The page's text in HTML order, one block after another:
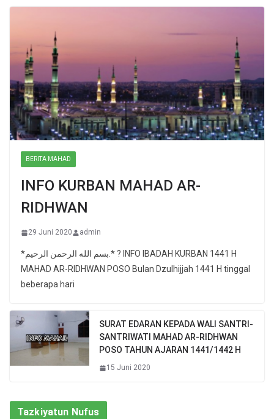
BERITA MAHAD
INFO KURBAN MAHAD AR-
RIDHWAN
29 Juni 2020 admin
*بسم الله الرحمن الرحيم.* ? INFO IBADAH KURBAN 1441 H
MAHAD AR-RIDHWAN POSO Bulan Dzulhijjah 1441 H tinggal
beberapa hari
SURAT EDARAN KEPADA WALI SANTRI-
SANTRIWATI MAHAD AR-RIDHWAN
POSO TAHUN AJARAN 1441/1442 H
15 Juni 2020
Tazkiyatun Nufus